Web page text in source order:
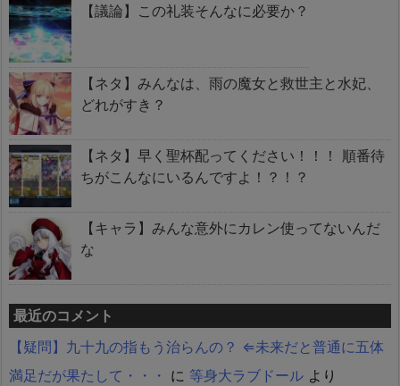
【議論】この礼装そんなに必要か？
【ネタ】みんなは、雨の魔女と救世主と水妃、
どれがすき？
【ネタ】早く聖杯配ってください！！！ 順番待
ちがこんなにいるんですよ！？！？
【キャラ】みんな意外にカレン使ってないんだ
な
最近のコメント
【疑問】九十九の指もう治らんの？ ⇐未来だと普通に五体
満足だが果たして・・・ に 等身大ラブドール より